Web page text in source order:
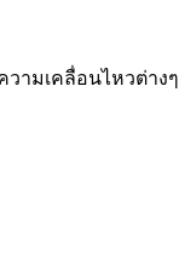
ามเคลื่อนไหวต่าง